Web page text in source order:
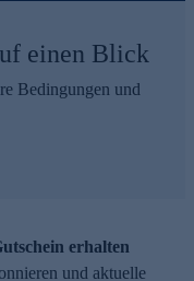
einen Blick
Bedingungen und
erhalten
und aktuelle